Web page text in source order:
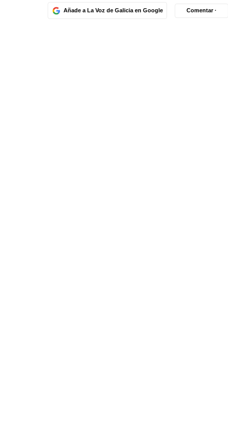
Añade a La Voz de Galicia en Google Comentar ·